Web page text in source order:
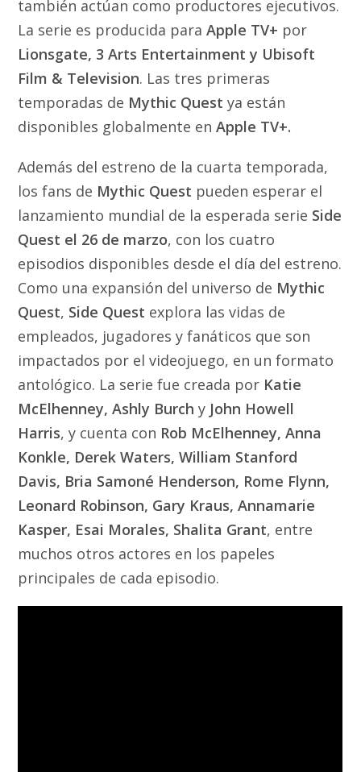
también actúan como productores ejecutivos.
La serie es producida paraApple TV+ por
Lionsgate, 3 Arts Entertainment y Ubisoft
Film & Television. Las tres primeras
temporadas de Mythic Quest ya están
disponibles globalmente enApple TV+.
Además del estreno de la cuarta temporada,
los fans de Mythic Quest pueden esperar el
lanzamiento mundial de la esperada serie Side
Quest el 26 de marzo, con los cuatro
episodios disponibles desde el día del estreno.
Como una expansión del universo de Mythic
Quest, Side Quest explora las vidas de
empleados, jugadores y fanáticos que son
impactados por el videojuego, en un formato
antológico. La serie fue creada por Katie
McElhenney, Ashly Burchy John Howell
Harris, y cuenta con Rob McElhenney, Anna
Konkle, Derek Waters, William Stanford
Davis, Bria Samoné Henderson, Rome Flynn,
Leonard Robinson, Gary Kraus, Annamarie
Kasper, Esai Morales, Shalita Grant, entre
muchos otros actores en los papeles
principales de cada episodio.